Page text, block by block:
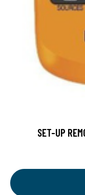
SET-UP